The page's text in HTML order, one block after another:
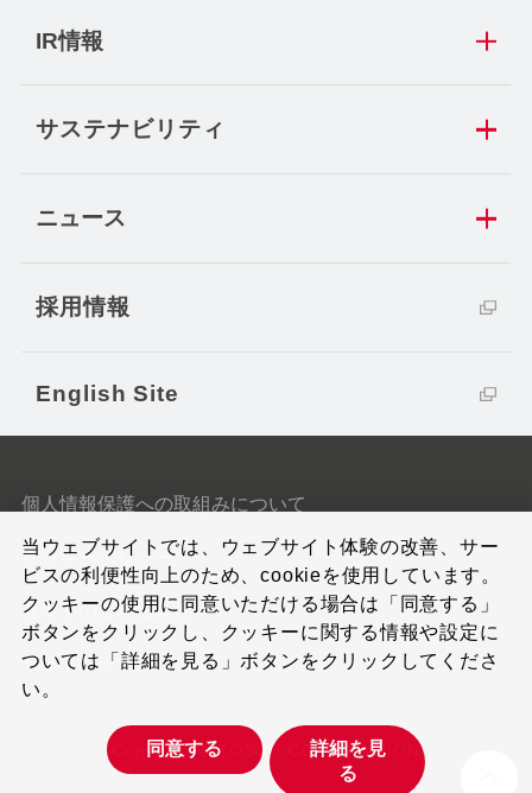
IR情報
サステナビリティ
ニュース
採用情報
English Site
個人情報保護への取組みについて
クッキーポリシー
サイトのご利用条件
サイトマップ
Copyright © TOSOH CORPORATION
当ウェブサイトでは、ウェブサイト体験の改善、サー
ビスの利便性向上のため、cookieを使用しています。
クッキーの使用に同意いただける場合は「同意する」
ボタンをクリックし、クッキーに関する情報や設定に
ついては「詳細を見る」ボタンをクリックしてくださ
い。
同意する
詳細を見
る